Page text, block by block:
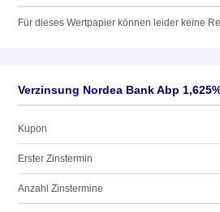
Für dieses Wertpapier können leider keine
Verzinsung Nordea Bank Abp
Kupon
Erster Zinstermin
Anzahl Zinstermine